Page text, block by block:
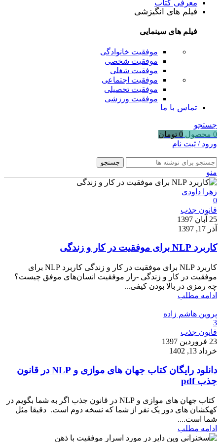
معرفی کتاب
فیلم های انگیزشی
فیلم های سینمایی
موفقیت خانوادگی
موفقیت شخصی
موفقیت شغلی
موفقیت اجتماعی
موفقیت تحصیلی
موفقیت ورزشی
تماس با ما
جستجو
0 محصول 0 تومان
ورود / ثبت نام
جستجو
منو
زهرا داودی
0
قانون جذب
25 آبان 1397
آذر 17, 1397
کاربرد NLP برای موفقیت در کار و زندگی
کاربرد NLP برای موفقیت در کار و زندگی کاربرد NLP برای
موفقیت در کار و زندگی -راز موفقیت انسان‌های موفق چیست؟
چه رمزی در بالا بودن کیفی...
ادامه مطلب
پروین هاشم زاده
3
قانون جذب
23 فروردین 1397
خرداد 13, 1402
دانلود رایگان کتاب جهان های موازی و NLP در قانون
جذب pdf
کتاب جهان های موازی و NLP در قانون جذب اگر به شما بگویم در
کهکشان های دور یک نفر از شما که نسخه دوم است. دقیقا مثل
شما است....
ادامه مطلب